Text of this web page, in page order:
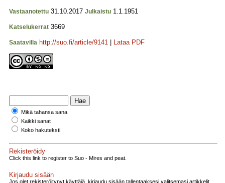
Vastaanotettu 31.10.2017 Julkaistu 1.1.1951
Katselukerrat 3669
Saatavilla http://suo.fi/article/9141 Lataa PDF
Mikä tahansa sana
Kaikki sanat
Koko hakuteksti
Rekisteröidy
Click this link to register to Suo - Mires and peat.
Kirjaudu sisään
Jos olet rekisteröitynyt käyttäjä, kirjaudu sisään tallentaaksesi valitsemasi artikkelit